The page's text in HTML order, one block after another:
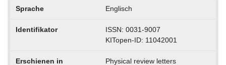
Sprache Englisch
Identifikator
ISSN: 0031-9007
KITopen-ID: 11042001
Erschienen in Physical review letters